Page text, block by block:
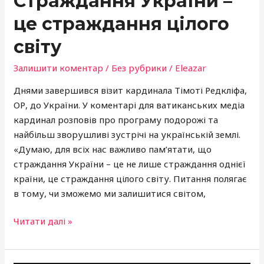
це страждання цілого
світу
Залишити коментар / Без рубрики / Eleazar
Днями завершився візит кардинала Тімоті Редкліфа,
ОР, до України. У коментарі для ватиканських медіа
кардинал розповів про програму подорожі та
найбільш зворушливі зустрічі на українській землі.
«Думаю, для всіх нас важливо пам’ятати, що
страждання України – це не лише страждання однієї
країни, це страждання цілого світу. Питання полягає
в тому, чи зможемо ми залишитися світом,
Читати далі »